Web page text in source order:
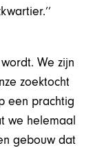
We zijn
zoektocht
een prachtig
we helemaal
gebouw dat